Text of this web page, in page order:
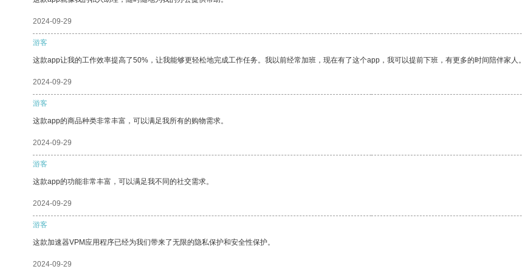
2024-09-29
游客
这款app让我的工作效率提高了50%，让我能够更轻松地完成工作任务。我以前经常加班，现在有了这个app，我可以提前下班，有更多的时间陪伴家人。
2024-09-29
游客
这款app的商品种类非常丰富，可以满足我所有的购物需求。
2024-09-29
游客
这款app的功能非常丰富，可以满足我不同的社交需求。
2024-09-29
游客
这款加速器VPM应用程序已经为我们带来了无限的隐私保护和安全性保护。
2024-09-29